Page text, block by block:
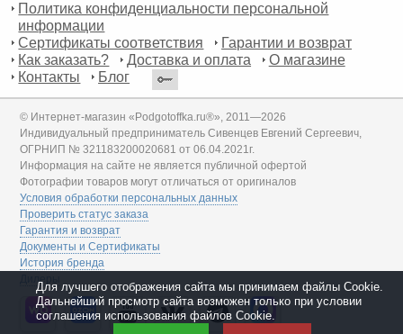
Политика конфиденциальности персональной
информации
Сертификаты соответствия
Гарантии и возврат
Как заказать?
Доставка и оплата
О магазине
Контакты
Блог
© Интернет-магазин «Podgotoffka.ru®», 2011—2026
Индивидуальный предприниматель Сивенцев Евгений Сергеевич,
ОГРНИП № 321183200020681 от 06.04.2021г.
Информация на сайте не является публичной офертой
Фотографии товаров могут отличаться от оригиналов
Условия обработки персональных данных
Проверить статус заказа
Гарантия и возврат
Документы и Сертификаты
История бренда
Дилеры
Для лучшего отображения сайта мы принимаем файлы Cookie.
Дальнейший просмотр сайта возможен только при условии
соглашения использования файлов Cookie.